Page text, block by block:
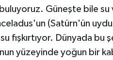
Güneşte bile su
(Satürn'ün
fışkırtıyor. Dünyada bu
yüzeyinde yoğun bir